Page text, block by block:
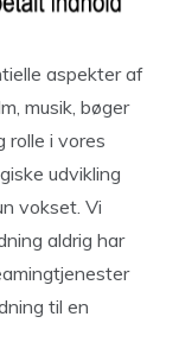
aspekter af
musik, bøger
rolle i vores
udvikling
vokset. Vi
aldrig har
til en